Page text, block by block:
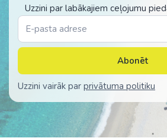
Uzzini par labākajiem ceļojumu
Abonēt
Uzzini vairāk par privātuma politiku